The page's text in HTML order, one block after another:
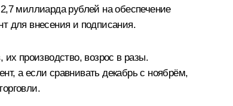
миллиарда рублей на обеспечение
для внесения и подписания.
их производство, возрос в разы.
а если сравнивать декабрь с ноябрём,